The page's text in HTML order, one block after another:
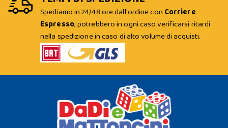
Spediamo in 24/48 ore dall'ordine con Corriere
Espresso; potrebbero in ogni caso verificarsi ritardi
nella spedizione in caso di alto volume di acquisti.